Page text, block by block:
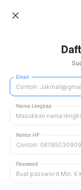
close
Email
Nama Lengkap
Nomor HP
Password